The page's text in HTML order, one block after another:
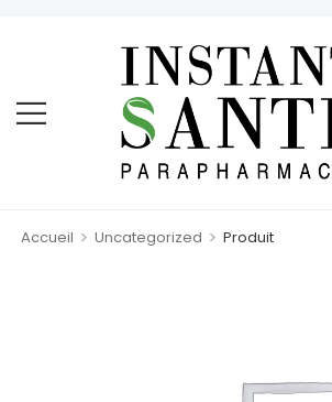
Accueil > Uncategorized > Produit